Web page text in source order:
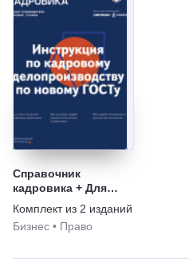
Справочник
кадровика + Для
кадровика:
Нормативные акты
Комплект из 2 изданий
Бизнес • Право